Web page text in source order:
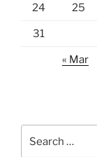
24 25
31
« Mar
for: